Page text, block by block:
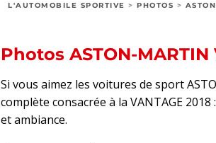
L'AUTOMOBILE SPORTIVE > PHOTOS >
Photos ASTON-MARTIN
Si vous aimez les voitures de sport
complète consacrée à la VANTAGE
et ambiance.